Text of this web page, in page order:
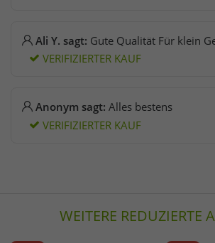
Ali Y. sagt: Gute Qualität Für klein
VERIFIZIERTER KAUF
Anonym sagt: Alles bestens
VERIFIZIERTER KAUF
WEITERE REDUZIERTE